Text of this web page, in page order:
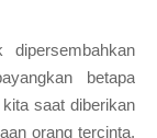
betapa
saat diberikan
orang tercinta,